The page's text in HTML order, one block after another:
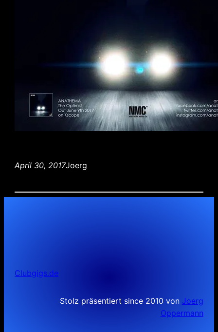
April 30, 2017Joerg
Clubgigs.de
Stolz präsentiert since 2010 von Joerg
Oppermann